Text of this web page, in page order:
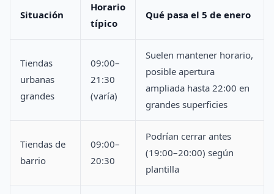
Situación
Horario
típico
Qué pasa el 5 de enero
Tiendas
urbanas
grandes
09:00–
21:30
(varía)
Suelen mantener horario,
posible apertura
ampliada hasta 22:00 en
grandes superficies
Tiendas de
barrio
09:00–
20:30
Podrían cerrar antes
(19:00–20:00) según
plantilla